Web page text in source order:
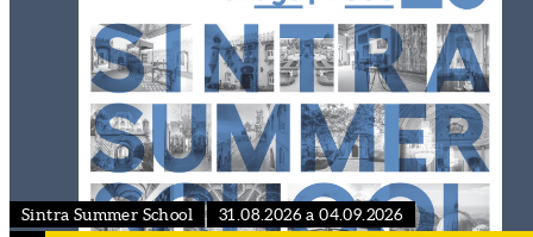
Sintra Summer School 31.08.2026 a 04.09.2026